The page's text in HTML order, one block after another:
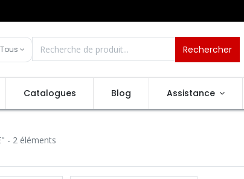
Tous Rechercher
Catalogues Blog Assistance
- 2 éléments